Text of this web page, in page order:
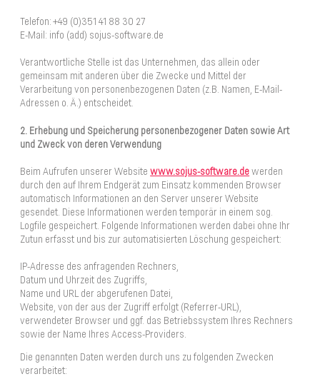
Telefon: +49 (0)351 41 88 30 27
E-Mail: info (add) sojus-software.de
Verantwortliche Stelle ist das Unternehmen, das allein oder
gemeinsam mit anderen über die Zwecke und Mittel der
Verarbeitung von personenbezogenen Daten (z.B. Namen, E-Mail-
Adressen o. Ä.) entscheidet.
2. Erhebung und Speicherung personenbezogener Daten sowie Art
und Zweck von deren Verwendung
Beim Aufrufen unserer Websitewww.sojus-software.de werden
durch den auf Ihrem Endgerät zum Einsatz kommenden Browser
automatisch Informationen an den Server unserer Website
gesendet. Diese Informationen werden temporär in einem sog.
Logfile gespeichert. Folgende Informationen werden dabei ohne Ihr
Zutun erfasst und bis zur automatisierten Löschung gespeichert:
IP-Adresse des anfragenden Rechners,
Datum und Uhrzeit des Zugriffs,
Name und URL der abgerufenen Datei,
Website, von der aus der Zugriff erfolgt (Referrer-URL),
verwendeter Browser und ggf. das Betriebssystem Ihres Rechners
sowie der Name Ihres Access-Providers.
Die genannten Daten werden durch uns zu folgenden Zwecken
verarbeitet: